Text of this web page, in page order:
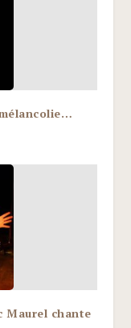
Maurel chante